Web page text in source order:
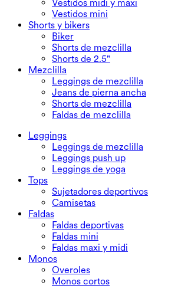
Vestidos midi y maxi
Vestidos mini
Shorts y bikers
Biker
Shorts de mezclilla
Shorts de 2.5"
Mezclilla
Leggings de mezclilla
Jeans de pierna ancha
Shorts de mezclilla
Faldas de mezclilla
Leggings
Leggings de mezclilla
Leggings push up
Leggings de yoga
Tops
Sujetadores deportivos
Camisetas
Faldas
Faldas deportivas
Faldas mini
Faldas maxi y midi
Monos
Overoles
Monos cortos